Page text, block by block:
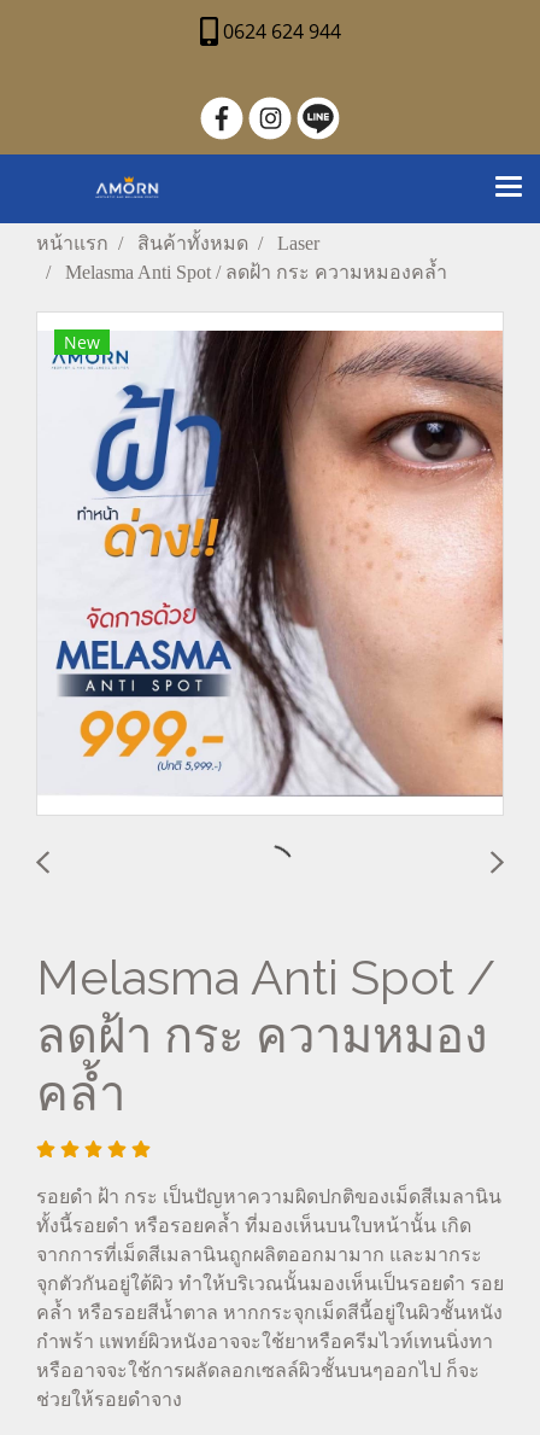
0624 624 944
หน้าแรก สินค้าทั้งหมด
Laser
Melasma Anti Spot / ลดฝ้า กระ ความหมองคล้ำ
New
Melasma Anti Spot /
ลดฝ้า กระ ความหมอง
คล้ำ
รอยดำ ฝ้า กระ เป็นปัญหาความผิดปกติของเม็ดสีเมลานิน
ทั้งนี้รอยดำ หรือรอยคล้ำ ที่มองเห็นบนใบหน้านั้น เกิด
จากการที่เม็ดสีเมลานินถูกผลิตออกมามาก และมากระ
จุกตัวกันอยู่ใต้ผิว ทำให้บริเวณนั้นมองเห็นเป็นรอยดำ รอย
คล้ำ หรือรอยสีน้ำตาล หากกระจุกเม็ดสีนี้อยู่ในผิวชั้นหนัง
กำพร้า แพทย์ผิวหนังอาจจะใช้ยาหรือครีมไวท์เทนนิ่งทา
หรืออาจจะใช้การผลัดลอกเซลล์ผิวชั้นบนๆออกไป ก็จะ
ช่วยให้รอยดำจาง